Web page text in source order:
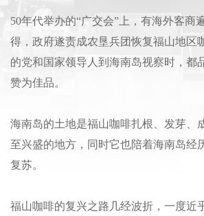
50年代举办的“广交会”上，有海外客商
得，政府遂责成农垦兵团恢复福山地区
的党和国家领导人到海南岛视察时，都
赞为佳品。
海南岛的土地是福山咖啡扎根、发芽、
至兴盛的地方，同时它也陪着海南岛经
复苏。
福山咖啡的复兴之路几经波折，一度近